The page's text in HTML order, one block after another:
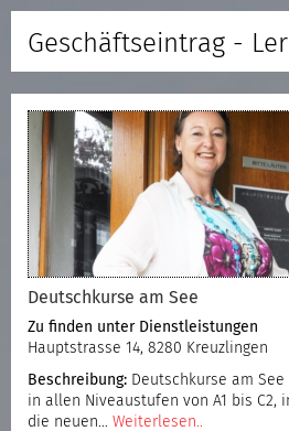
Geschäftseintrag -
Deutschkurse am See
Zu finden unter Dienstleistungen
Hauptstrasse 14, 8280 Kreuzlingen
Beschreibung: Deutschkurse am
in allen Niveaustufen von A1 bis C2,
die neuen… Weiterlesen..